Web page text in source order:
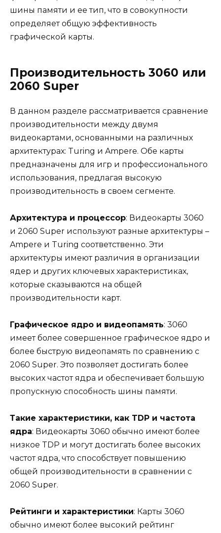
шины памяти и ее тип, что в совокупности
определяет общую эффективность
графической карты.
Производительность 3060 или
2060 Super
В данном разделе рассматривается сравнение
производительности между двумя
видеокартами, основанными на различных
архитектурах: Turing и Ampere. Обе карты
предназначены для игр и профессионального
использования, предлагая высокую
производительность в своем сегменте.
Архитектура и процессор: Видеокарты 3060
и 2060 Super используют разные архитектуры –
Ampere и Turing соответственно. Эти
архитектуры имеют различия в организации
ядер и других ключевых характеристиках,
которые сказываются на общей
производительности карт.
Графическое ядро и видеопамять: 3060
имеет более совершенное графическое ядро и
более быструю видеопамять по сравнению с
2060 Super. Это позволяет достигать более
высоких частот ядра и обеспечивает большую
пропускную способность шины памяти.
Такие характеристики, как TDP и частота
ядра: Видеокарты 3060 обычно имеют более
низкое TDP и могут достигать более высоких
частот ядра, что способствует повышению
общей производительности в сравнении с
2060 Super.
Рейтинги и характеристики: Карты 3060
обычно имеют более высокий рейтинг